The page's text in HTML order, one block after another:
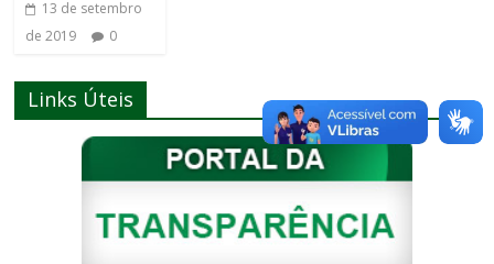
13 de setembro
de 2019
0
Links Úteis